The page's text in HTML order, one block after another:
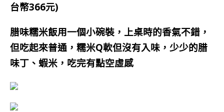
台幣366元)
腊味糯米飯用一個小碗裝，上桌時的香氣不錯，
但吃起來普通，糯米Q軟但沒有入味，少少的腊
味丁、蝦米，吃完有點空虛感